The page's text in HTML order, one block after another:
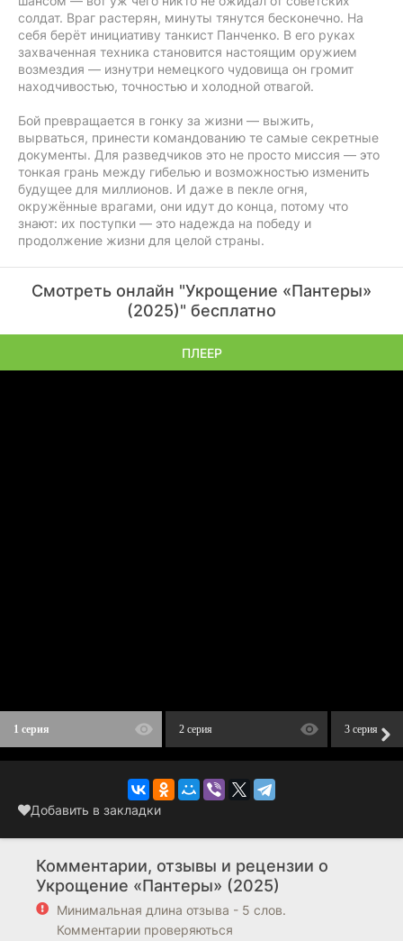
солдат. Враг растерян, минуты тянутся бесконечно. На
себя берёт инициативу танкист Панченко. В его руках
захваченная техника становится настоящим оружием
возмездия — изнутри немецкого чудовища он громит
находчивостью, точностью и холодной отвагой.
Бой превращается в гонку за жизни — выжить,
вырваться, принести командованию те самые секретные
документы. Для разведчиков это не просто миссия — это
тонкая грань между гибелью и возможностью изменить
будущее для миллионов. И даже в пекле огня,
окружённые врагами, они идут до конца, потому что
знают: их поступки — это надежда на победу и
продолжение жизни для целой страны.
Смотреть онлайн "Укрощение «Пантеры»
(2025)" бесплатно
ПЛЕЕР
1 серия 2 серия 3 серия
Добавить в закладки
Комментарии, отзывы и рецензии о
Укрощение «Пантеры» (2025)
Минимальная длина отзыва - 5 слов.
Комментарии проверяються